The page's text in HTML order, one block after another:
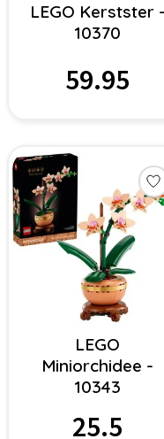
LEGO Kerstster -
10370
59.95
LEGO
Miniorchidee -
10343
25.5